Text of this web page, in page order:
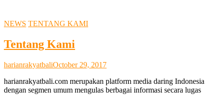
NEWS TENTANG KAMI
Tentang Kami
harianrakyatbaliOctober 29, 2017
harianrakyatbali.com merupakan platform media daring Indonesia
dengan segmen umum mengulas berbagai informasi secara lugas